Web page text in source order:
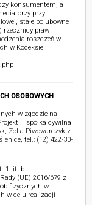
konsumentem, a
przy
stałe polubowne
rzecznicy praw
roszczeń w
w Kodeksie
OSOBOWYCH
w zgodzie na
– spółka cywilna
Zofia Piwowarczyk z
tel.: (12) 422-30-
1 lit. b
(UE) 2016/679 z
fizycznych w
w celu realizacji